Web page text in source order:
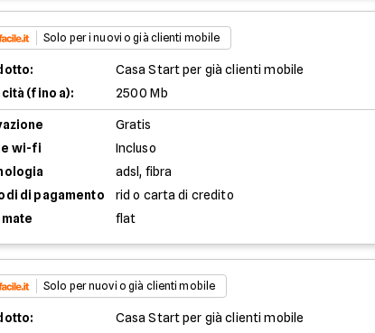
Solo per i nuovi o già clienti mobile
Casa Start per già clienti mobile
(fino a):
2500 Mb
Gratis
wi-fi
Incluso
adsl, fibra
di pagamento
rid o carta di credito
flat
Solo per nuovi o già clienti mobile
Casa Start per già clienti mobile